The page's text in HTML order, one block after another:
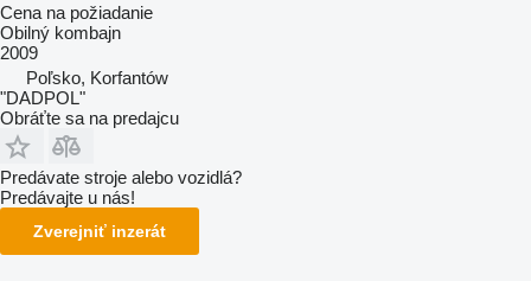
Cena na požiadanie
Obilný kombajn
2009
Poľsko, Korfantów
"DADPOL"
Obráťte sa na predajcu
Predávate stroje alebo vozidlá?
Predávajte u nás!
Zverejniť inzerát